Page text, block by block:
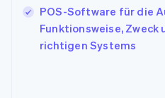
POS-Software für die
Funktionsweise, Zweck
richtigen Systems
English
Liechtenstein
DeutschEnglish